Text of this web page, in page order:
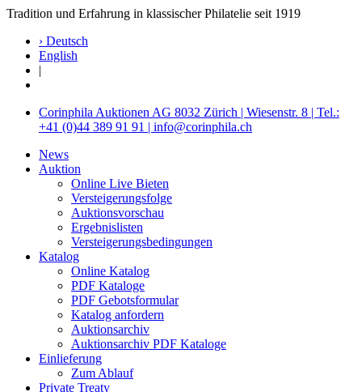
Tradition und Erfahrung in klassischer Philatelie seit 1919
› Deutsch
English
|
Corinphila Auktionen AG 8032 Zürich | Wiesenstr. 8 | Tel.:
+41 (0)44 389 91 91 | info@corinphila.ch
News
Auktion
Online Live Bieten
Versteigerungsfolge
Auktionsvorschau
Ergebnislisten
Versteigerungsbedingungen
Katalog
Online Katalog
PDF Kataloge
PDF Gebotsformular
Katalog anfordern
Auktionsarchiv
Auktionsarchiv PDF Kataloge
Einlieferung
Zum Ablauf
Private Treaty